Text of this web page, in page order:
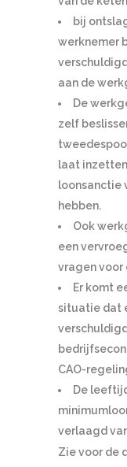
bij
werknemer
aan de
De
zelf
laat
loonsanctie
hebben.
Ook
een
vragen voor
Er komt
situatie dat
CAO-
De
verlaagd
Zie voor de